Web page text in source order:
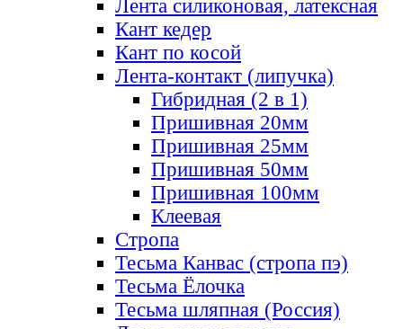
Лента силиконовая, латексная
Кант кедер
Кант по косой
Лента-контакт (липучка)
Гибридная (2 в 1)
Пришивная 20мм
Пришивная 25мм
Пришивная 50мм
Пришивная 100мм
Клеевая
Стропа
Тесьма Канвас (стропа пэ)
Тесьма Ёлочка
Тесьма шляпная (Россия)